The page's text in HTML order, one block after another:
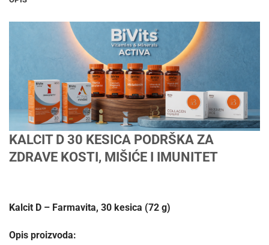
KALCIT D 30 KESICA PODRŠKA ZA
ZDRAVE KOSTI, MIŠIĆE I IMUNITET
Kalcit D – Farmavita, 30 kesica (72 g)
Opis proizvoda: